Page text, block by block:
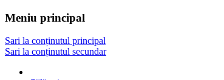
Meniu principal
Sari la conținutul principal
Sari la conținutul secundar